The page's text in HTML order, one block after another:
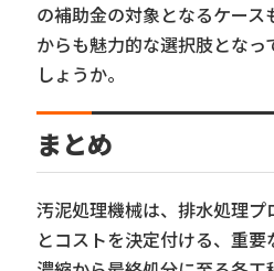
の補助金の対象となるケース
からも魅力的な選択肢となっ
しょうか。
まとめ
汚泥処理機械は、排水処理
とコストを決定付ける、重要